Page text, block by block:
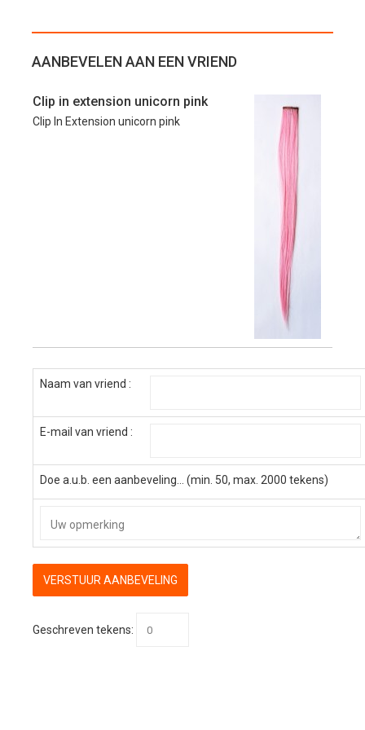
AANBEVELEN AAN EEN VRIEND
Clip in extension unicorn pink
Clip In Extension unicorn pink
Naam van vriend :
E-mail van vriend :
Doe a.u.b. een aanbeveling... (min. 50, max. 2000 tekens)
Geschreven tekens: